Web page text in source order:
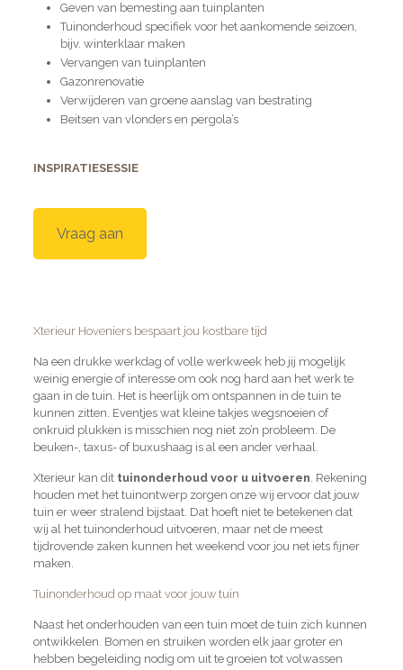
Geven van bemesting aan tuinplanten
Tuinonderhoud specifiek voor het aankomende seizoen,
bijv. winterklaar maken
Vervangen van tuinplanten
Gazonrenovatie
Verwijderen van groene aanslag van bestrating
Beitsen van vlonders en pergola’s
INSPIRATIESESSIE
Vraag aan
Xterieur Hoveniers bespaart jou kostbare tijd
Na een drukke werkdag of volle werkweek heb jij mogelijk
weinig energie of interesse om ook nog hard aan het werk te
gaan in de tuin. Het is heerlijk om ontspannen in de tuin te
kunnen zitten. Eventjes wat kleine takjes wegsnoeien of
onkruid plukken is misschien nog niet zo’n probleem. De
beuken-, taxus- of buxushaag is al een ander verhaal.
Xterieur kan dit tuinonderhoud voor u uitvoeren. Rekening
houden met het tuinontwerp zorgen onze wij ervoor dat jouw
tuin er weer stralend bijstaat. Dat hoeft niet te betekenen dat
wij al het tuinonderhoud uitvoeren, maar net de meest
tijdrovende zaken kunnen het weekend voor jou net iets fijner
maken.
Tuinonderhoud op maat voor jouw tuin
Naast het onderhouden van een tuin moet de tuin zich kunnen
ontwikkelen. Bomen en struiken worden elk jaar groter en
hebben begeleiding nodig om uit te groeien tot volwassen